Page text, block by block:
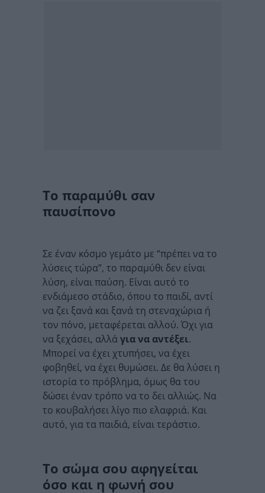
Το παραμύθι σαν
παυσίπονο
Σε έναν κόσμο γεμάτο με “πρέπει να το
λύσεις τώρα”, το παραμύθι δεν είναι
λύση, είναι παύση. Είναι αυτό το
ενδιάμεσο στάδιο, όπου το παιδί, αντί
να ζει ξανά και ξανά τη στεναχώρια ή
τον πόνο, μεταφέρεται αλλού. Όχι για
να ξεχάσει, αλλάγια να αντέξει.
Μπορεί να έχει χτυπήσει, να έχει
φοβηθεί, να έχει θυμώσει. Δε θα λύσει η
ιστορία το πρόβλημα, όμως θα του
δώσει έναν τρόπο να το δει αλλιώς. Να
το κουβαλήσει λίγο πιο ελαφριά. Και
αυτό, για τα παιδιά, είναι τεράστιο.
Το σώμα σου αφηγείται
όσο και η φωνή σου